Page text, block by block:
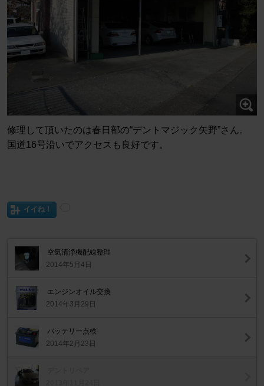
修理して頂いたのは春日部の“デントマジック矢野”さん。
国道16号沿いでアクセスも良好です。
イイね！
空気清浄機配線整理
2014年5月4日
エンジンオイル交換
2014年3月29日
バッテリー点検
2014年2月23日